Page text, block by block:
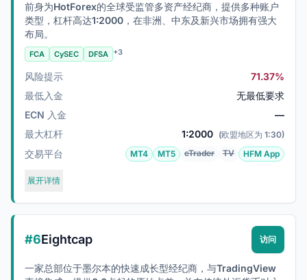
前身为HotForex的全球受监管多资产经纪商，提供多种账户
类型，杠杆高达1:2000，在非洲、中东及新兴市场拥有强大
布局。
FCA CySEC DFSA +3
风险提示
71.37%
最低入金
无最低要求
ECN 入金
—
最大杠杆
1:2000 (欧盟地区为 1:30)
交易平台 MT4 MT5 cTrader TV HFM App
展开详情
#6Eightcap 访问
一家总部位于墨尔本的快速成长型经纪商，与TradingView